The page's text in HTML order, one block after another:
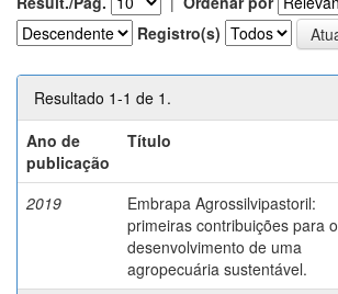
Registro(s)
Resultado 1-1 de 1.
Ano de
publicação
Título
2019
Embrapa Agrossilvipastoril:
primeiras contribuições para o
desenvolvimento de uma
agropecuária sustentável.